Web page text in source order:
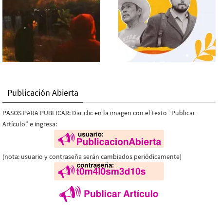
Publicación Abierta
PASOS PARA PUBLICAR: Dar clic en la imagen con el texto “Publicar
Artículo” e ingresa:
(nota: usuario y contraseña serán cambiados periódicamente)